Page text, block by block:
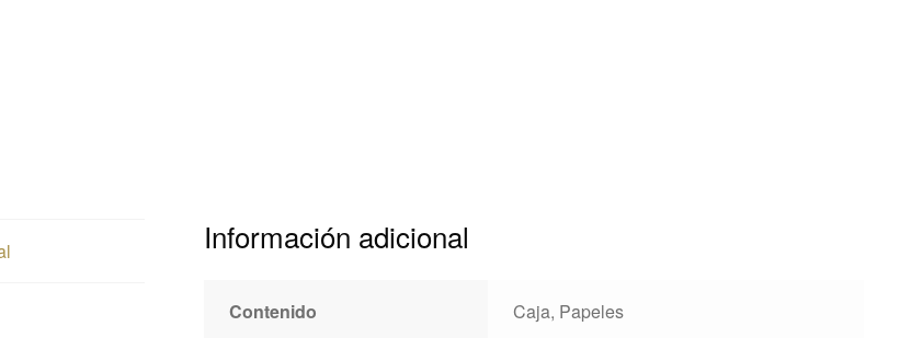
Información adicional
Contenido Caja, Papeles